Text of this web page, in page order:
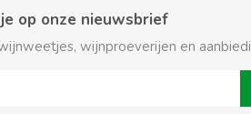
op onze nieuwsbrief
wijnproeverijen en